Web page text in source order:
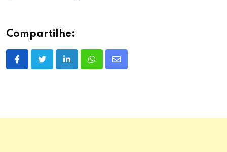
Compartilhe:
LinkedInWhatsappShare